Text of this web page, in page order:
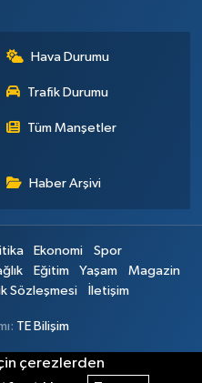
Hava Durumu
Trafik Durumu
Tüm Manşetler
Haber Arşivi
Ekonomi
Spor
Eğitim Yaşam
Magazin
Sözleşmesi İletişim
TE Bilişim
çerezlerden